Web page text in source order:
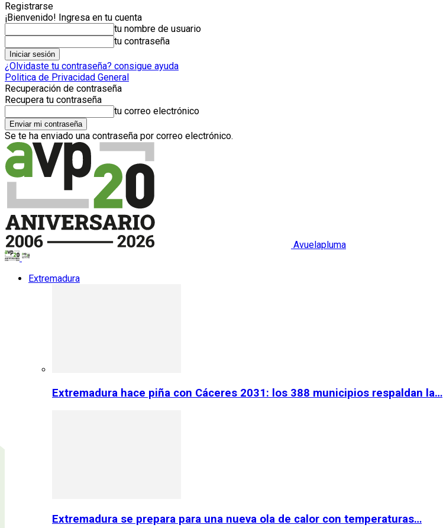
Registrarse
¡Bienvenido! Ingresa en tu cuenta
tu nombre de usuario
tu contraseña
¿Olvidaste tu contraseña? consigue ayuda
Politica de Privacidad General
Recuperación de contraseña
Recupera tu contraseña
tu correo electrónico
Se te ha enviado una contraseña por correo electrónico.
Avuelapluma
Extremadura
Extremadura hace piña con Cáceres 2031: los 388 municipios respaldan la…
Extremadura se prepara para una nueva ola de calor con temperaturas…